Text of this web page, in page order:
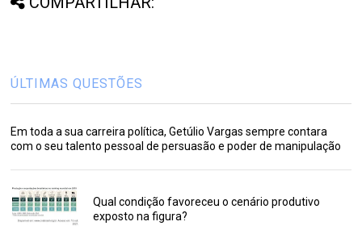
ÚLTIMAS QUESTÕES
Em toda a sua carreira política, Getúlio Vargas sempre contara
com o seu talento pessoal de persuasão e poder de manipulação
Qual condição favoreceu o cenário produtivo
exposto na figura?